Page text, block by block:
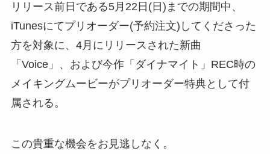
リリース前日である5月22日(日)までの期間中、
iTunesにてプリオーダー(予約注文)してくださった
方を対象に、4月にリリースされた新曲
「Voice」、および今作「ダイナマイト」REC時の
メイキングムービーがプリオーダー特典として付
属される。
この貴重な機会をお見逃しなく。